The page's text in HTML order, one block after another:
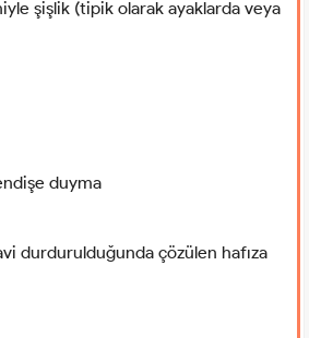
şişlik (tipik olarak ayaklarda veya
duyma
durdurulduğunda çözülen hafıza